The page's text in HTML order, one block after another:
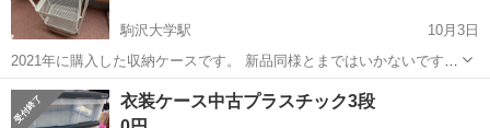
駒沢大学駅
10月3日
2021年に購入した収納ケースです。 新品同様とまではいかないです
が、使用に支障はないかと思います。※使用感はありますのでご理解
いただける方のみでお願いいたします。 ・サイズ(全体) W400 D290
東京 世田谷区 駒沢大学駅 収納家具 ラック
衣装ケース中古プラスチック3段